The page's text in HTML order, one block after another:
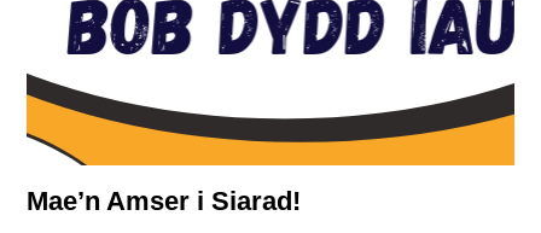
Mae’n Amser i Siarad!